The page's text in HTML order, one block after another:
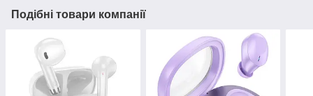
Подібні товари компанії